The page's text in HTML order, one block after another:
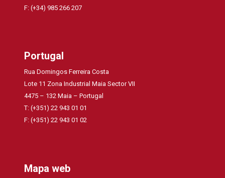
F: (+34) 985 266 207
Portugal
Rua Domingos Ferreira Costa
Lote 11 Zona Industrial Maia Sector VII
4475 – 132 Maia – Portugal
T: (+351) 22 943 01 01
F: (+351) 22 943 01 02
Mapa web